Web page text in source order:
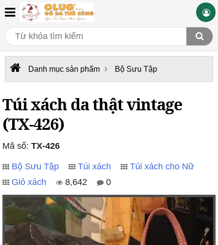
Danh mục sản phẩm Bộ Sưu Tập
Túi xách da thật vintage
(TX-426)
Mã số: TX-426
Bộ Sưu Tập Túi xách
Túi xách cho Nữ
Giỏ xách
8,642 0